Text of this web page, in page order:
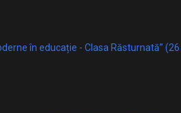
în educație - Clasa Răsturnată” (26